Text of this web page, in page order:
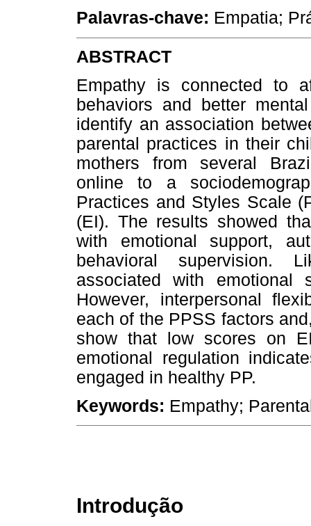
Palavras-chave: Empatia;
ABSTRACT
Empathy is connected to
behaviors and better
identify an association
parental practices in their
mothers from several
online to a
Practices and Styles Scale
(EI). The results showed
with emotional support,
behavioral supervision.
associated with emotional
However, interpersonal
each of the PPSS factors
show that low scores on
emotional regulation
engaged in healthy PP.
Keywords: Empathy;
Introdução